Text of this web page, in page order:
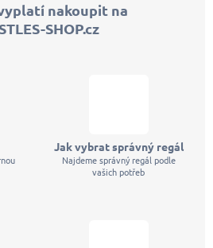
nakoupit na
SHOP.cz
Jak vybrat správný regál
Najdeme správný regál podle
vašich potřeb